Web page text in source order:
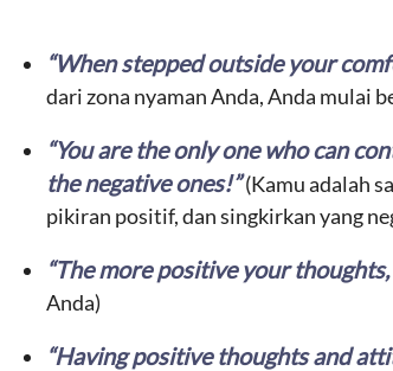
“When stepped outside your
dari zona nyaman Anda, Anda mulai
“You are the only one who can
the negative ones!”(Kamu adalah
pikiran positif, dan singkirkan yang
“The more positive your
Anda)
“Having positive thoughts and